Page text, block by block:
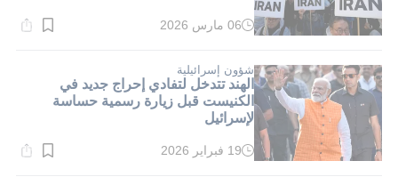
وقت
دقيقة.
06 مارس 2026
شؤون إسرائيلية
الهند تتدخل لتفادي إحراج جديد في
الكنيست قبل زيارة رسمية حساسة
لإسرائيل
وقت
19 فبراير 2026